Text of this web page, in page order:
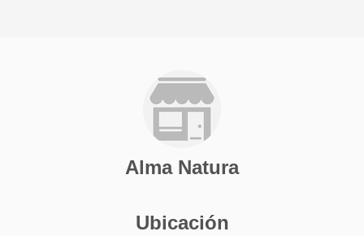
Alma Natura
Ubicación